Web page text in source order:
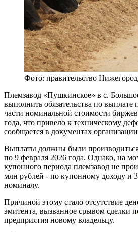
Фото: правительство
Племзавод «Пушкинское» в с.
выполнить обязательства по
части номинальной стоимости
года, что привело к техническому
сообщается в документах
Выплаты должны были производиться
по 9 февраля 2026 года. Однако, на
купонного периода племзавод не
млн рублей - по купонному доходу и
номиналу.
Причиной этому стало отсутствие
эмитента, вызванное срывом сделки
предприятия новому владельцу.